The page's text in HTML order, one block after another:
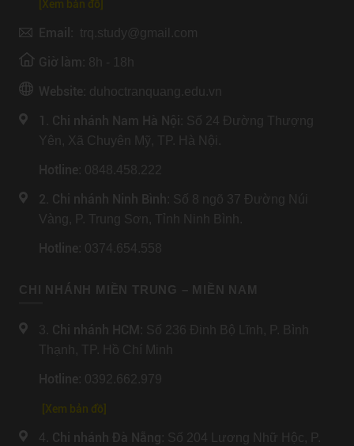
[Xem bản đồ]
Email: trq.study@gmail.com
Giờ làm: 8h - 18h
Website: duhoctranquang.edu.vn
1. Chi nhánh Nam Hà Nội: Số 24 Đường Thượng
Yên, Xã Chuyên Mỹ, TP. Hà Nội.
Hotline: 0848.458.222
2. Chi nhánh Ninh Bình: Số 8 ngõ 37 Đường Núi
Vàng, P. Trung Sơn, Tỉnh Ninh Bình.
Hotline: 0374.654.558
CHI NHÁNH MIỀN TRUNG – MIỀN NAM
3. Chi nhánh HCM : Số 236 Đinh Bộ Lĩnh, P. Bình
Thạnh, TP. Hồ Chí Minh
Hotline: 0392.662.979
[Xem bản đồ]
4. Chi nhánh Đà Nẵng: Số 204 Lương Nhữ Hộc, P.